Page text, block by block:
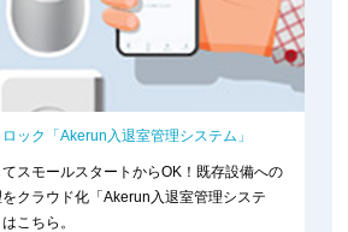
ック「Akerun入退室管理システム」
スモールスタートからOK！既存設備への
クラウド化「Akerun入退室管理システ
こちら。